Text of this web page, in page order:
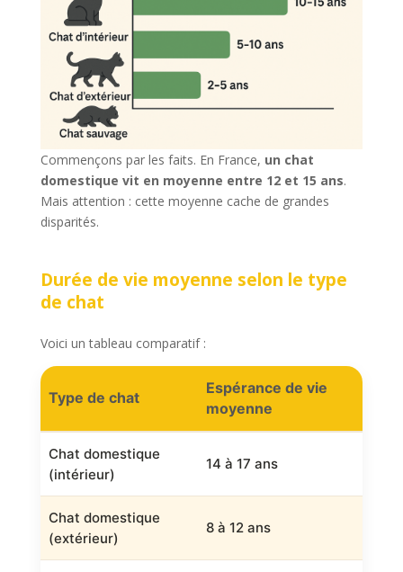
Commençons par les faits. En France, un chat
domestique vit en moyenne entre 12 et 15 ans.
Mais attention : cette moyenne cache de grandes
disparités.
Durée de vie moyenne selon le type
de chat
Voici un tableau comparatif :
Type de chat
Espérance de vie
moyenne
Chat domestique
(intérieur)
14 à 17 ans
Chat domestique
(extérieur)
8 à 12 ans